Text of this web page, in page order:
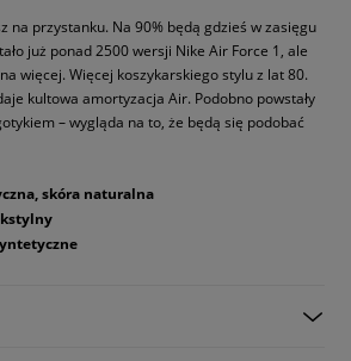
na przystanku. Na 90% będą gdzieś w zasięgu
już ponad 2500 wersji Nike Air Force 1, ale
więcej. Więcej koszykarskiego stylu z lat 80.
kultowa amortyzacja Air. Podobno powstały
– wygląda na to, że będą się podobać
skóra naturalna